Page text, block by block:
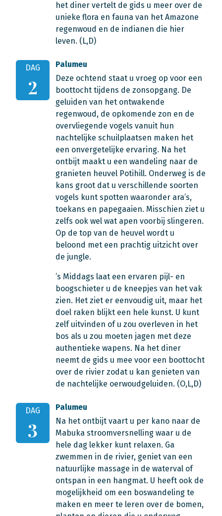
het diner vertelt de gids u meer over de
unieke flora en fauna van het Amazone
regenwoud en de indianen die hier
leven. (L,D)
DAG
2
Palumeu
Deze ochtend staat u vroeg op voor een
boottocht tijdens de zonsopgang. De
geluiden van het ontwakende
regenwoud, de opkomende zon en de
overvliegende vogels vanuit hun
nachtelijke schuilplaatsen maken het
een onvergetelijke ervaring. Na het
ontbijt maakt u een wandeling naar de
granieten heuvel Potihill. Onderweg is de
kans groot dat u verschillende soorten
vogels kunt spotten waaronder ara’s,
toekans en papegaaien. Misschien ziet u
zelfs ook wel wat apen voorbij slingeren.
Op de top van de heuvel wordt u
beloond met een prachtig uitzicht over
de jungle.
’s Middags laat een ervaren pijl- en
boogschieter u de kneepjes van het vak
zien. Het ziet er eenvoudig uit, maar het
doel raken blijkt een hele kunst. U kunt
zelf uitvinden of u zou overleven in het
bos als u zou moeten jagen met deze
authentieke wapens. Na het diner
neemt de gids u mee voor een boottocht
over de rivier zodat u kan genieten van
de nachtelijke oerwoudgeluiden. (O,L,D)
DAG
3
Palumeu
Na het ontbijt vaart u per kano naar de
Mabuka stroomversnelling waar u de
hele dag lekker kunt relaxen. Ga
zwemmen in de rivier, geniet van een
natuurlijke massage in de waterval of
ontspan in een hangmat. U heeft ook de
mogelijkheid om een boswandeling te
maken en meer te leren over de bomen,